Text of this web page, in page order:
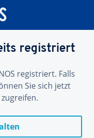
registriert
registriert. Falls
Sie sich jetzt